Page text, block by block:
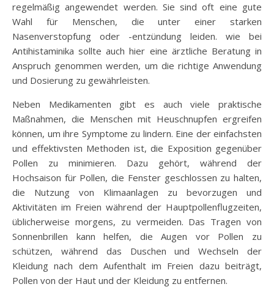
regelmäßig angewendet werden. Sie sind oft eine gute
Wahl für Menschen, die unter einer starken
Nasenverstopfung oder -entzündung leiden. wie bei
Antihistaminika sollte auch hier eine ärztliche Beratung in
Anspruch genommen werden, um die richtige Anwendung
und Dosierung zu gewährleisten.
Neben Medikamenten gibt es auch viele praktische
Maßnahmen, die Menschen mit Heuschnupfen ergreifen
können, um ihre Symptome zu lindern. Eine der einfachsten
und effektivsten Methoden ist, die Exposition gegenüber
Pollen zu minimieren. Dazu gehört, während der
Hochsaison für Pollen, die Fenster geschlossen zu halten,
die Nutzung von Klimaanlagen zu bevorzugen und
Aktivitäten im Freien während der Hauptpollenflugzeiten,
üblicherweise morgens, zu vermeiden. Das Tragen von
Sonnenbrillen kann helfen, die Augen vor Pollen zu
schützen, während das Duschen und Wechseln der
Kleidung nach dem Aufenthalt im Freien dazu beiträgt,
Pollen von der Haut und der Kleidung zu entfernen.